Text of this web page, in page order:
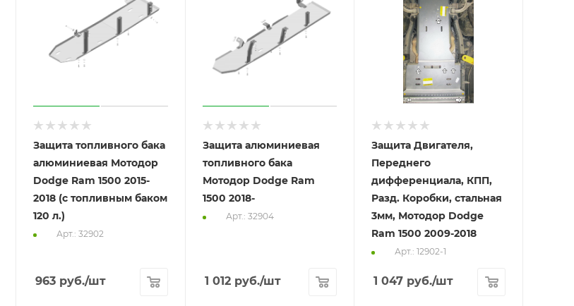
Защита топливного бака
алюминиевая Мотодор
Dodge Ram 1500 2015-
2018 (с топливным баком
120 л.)
Арт.: 32902
963 руб./шт
Защита алюминиевая
топливного бака
Мотодор Dodge Ram
1500 2018-
Арт.: 32904
1 012руб./шт
Защита Двигателя,
Переднего
дифференциала, КПП,
Разд. Коробки, стальная
3мм, Мотодор Dodge
Ram 1500 2009-2018
Арт.: 12902-1
1 047руб./шт